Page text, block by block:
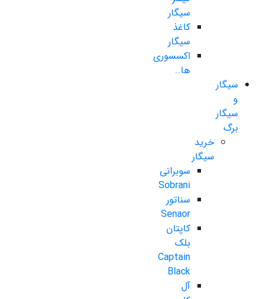
سیگار
کاغذ
سیگار
اکسسوری
ها..
سیگار
و
سیگار
برگ
خرید
سیگار
سوبرانی
Sobrani
سناتور
Senaor
کاپتان
بلک
Captain
Black
آل